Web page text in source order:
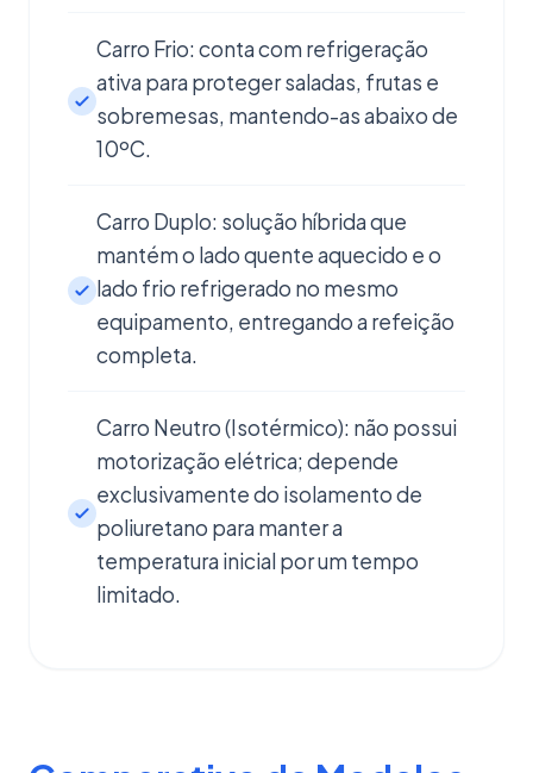
Carro Frio: conta com refrigeração
ativa para proteger saladas, frutas e
sobremesas, mantendo-as abaixo de
10ºC.
Carro Duplo: solução híbrida que
mantém o lado quente aquecido e o
lado frio refrigerado no mesmo
equipamento, entregando a refeição
completa.
Carro Neutro (Isotérmico): não possui
motorização elétrica; depende
exclusivamente do isolamento de
poliuretano para manter a
temperatura inicial por um tempo
limitado.